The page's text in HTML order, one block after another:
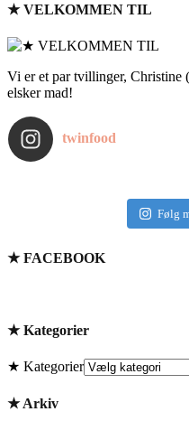
★ VELKOMMEN TIL
Vi er et par tvillinger, Christine
elsker mad!
twinfood
Følg
★ FACEBOOK
★ Kategorier
★ Kategorier
★ Arkiv